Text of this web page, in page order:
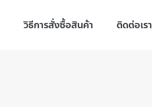
วิธีการสั่งซื้อสินค้า ติดต่อเรา